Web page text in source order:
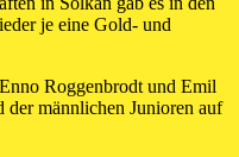
je eine Gold- und
Roggenbrodt und Emil
männlichen Junioren auf